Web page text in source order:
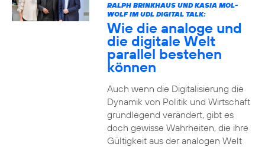
RALPH BRINKHAUS UND KASIA MOL-
WOLF IM UDL DIGITAL TALK:
Wie die analoge und
die digitale Welt
parallel bestehen
können
Auch wenn die Digitalisierung die
Dynamik von Politik und Wirtschaft
grundlegend verändert, gibt es
doch gewisse Wahrheiten, die ihre
Gültigkeit aus der analogen Welt